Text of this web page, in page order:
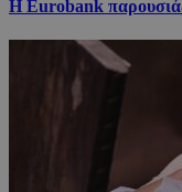
Η Eurobank